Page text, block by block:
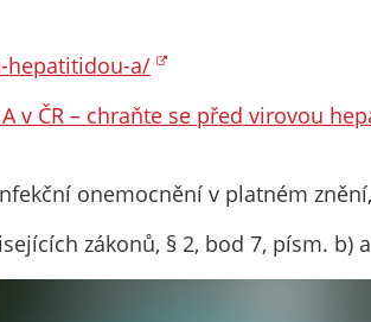
hepatitidou-a/
v ČR – chraňte se před virovou
onemocnění v platném
zákonů, § 2, bod 7, písm. b)
rovněž
cookie a
technologie,